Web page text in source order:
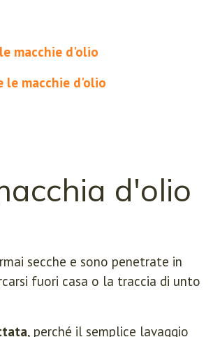
macchie d'olio
le macchie d'olio
d'olio
secche e sono penetrate in
fuori casa o la traccia di unto
, perché il semplice lavaggio